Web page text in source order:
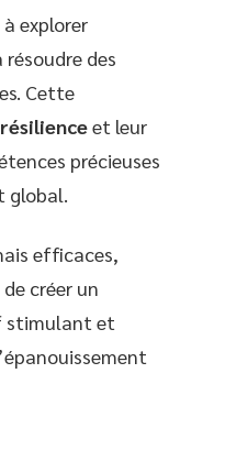
explorer
des
Cette
résilienceet leur
précieuses
global.
efficaces,
créer un
stimulant et